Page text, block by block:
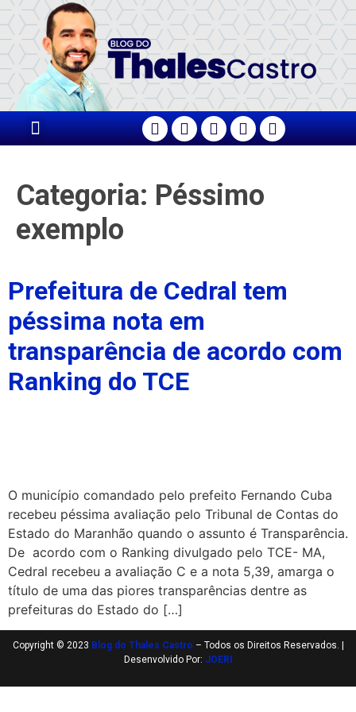
Categoria: Péssimo
exemplo
Prefeitura de Cedral tem
péssima nota em
transparência de acordo com
Ranking do TCE
O município comandado pelo prefeito Fernando Cuba
recebeu péssima avaliação pelo Tribunal de Contas do
Estado do Maranhão quando o assunto é Transparência.
De acordo com o Ranking divulgado pelo TCE- MA,
Cedral recebeu a avaliação C e a nota 5,39, amarga o
título de uma das piores transparências dentre as
prefeituras do Estado do […]
Copyright © 2023 Blog do Thales Castro – Todos os Direitos Reservados. |
Desenvolvido Por: JOERI